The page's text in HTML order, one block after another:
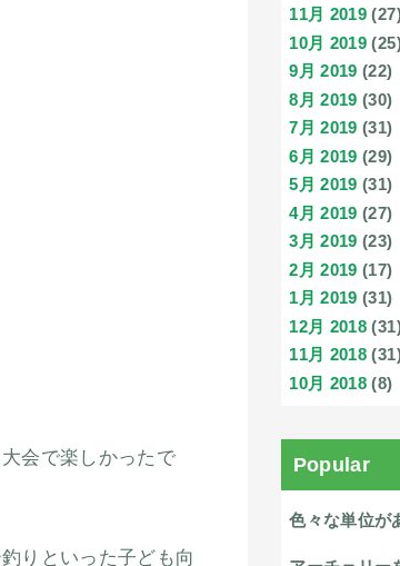
会で楽しかったで
りといった子ども向
11月 2019
10月 2019
9月 2019 (22)
8月 2019 (30)
7月 2019 (31)
6月 2019 (29)
5月 2019 (31)
4月 2019 (27)
3月 2019 (23)
2月 2019 (17)
1月 2019 (31)
12月 2018
11月 2018
10月 2018 (8)
Popular
色々な単位が